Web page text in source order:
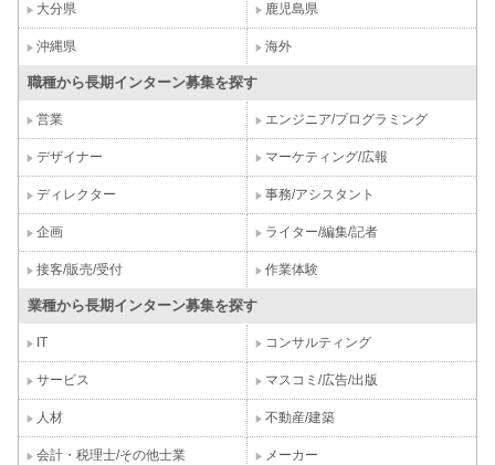
大分県 鹿児島県
沖縄県 海外
職種から長期インターン募集を探す
営業 エンジニア/プログラミング
デザイナー マーケティング/広報
ディレクター 事務/アシスタント
企画 ライター/編集/記者
接客/販売/受付 作業体験
業種から長期インターン募集を探す
IT コンサルティング
サービス マスコミ/広告/出版
人材 不動産/建築
会計・税理士/その他士業 メーカー